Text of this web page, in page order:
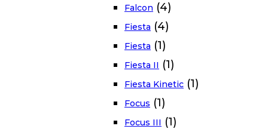
Falcon (4)
Fiesta (4)
Fiesta (1)
Fiesta II (1)
Fiesta Kinetic (1)
Focus (1)
Focus III (1)